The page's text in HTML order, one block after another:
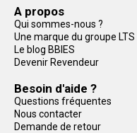
A propos
Qui sommes-nous ?
Une marque du groupe LTS
Le blog BBIES
Devenir Revendeur
Besoin d'aide ?
Questions fréquentes
Nous contacter
Demande de retour